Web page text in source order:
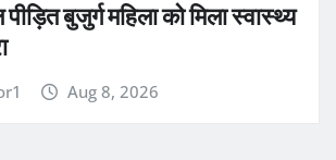
बुजुर्ग महिला को मिला स्वास्थ्य
Aug 8, 2026